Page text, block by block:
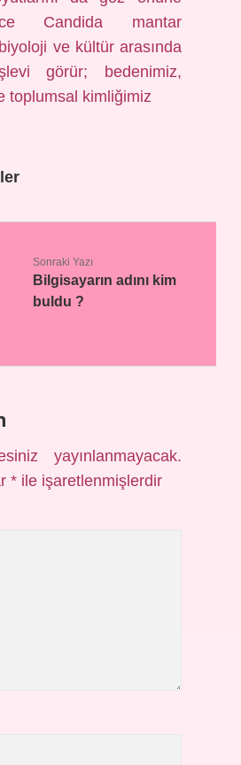
Candida mantar
ve kültür arasında
görür; bedenimiz,
toplumsal kimliğimiz
Sonraki Yazı
Bilgisayarın adını kim
buldu ?
yayınlanmayacak.
* ile işaretlenmişlerdir